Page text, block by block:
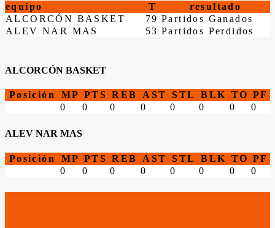
equipo T
resultado
ALCORCÓN BASKET
79 Partidos Ganados
ALEV NAR MAS
53 Partidos Perdidos
ALCORCÓN BASKET
Posición MP PTS REB AST STL BLK TO PF
0
0 0 0 0 0 0 0
ALEV NAR MAS
Posición MP PTS REB AST STL BLK TO PF
0
0 0 0 0 0 0 0